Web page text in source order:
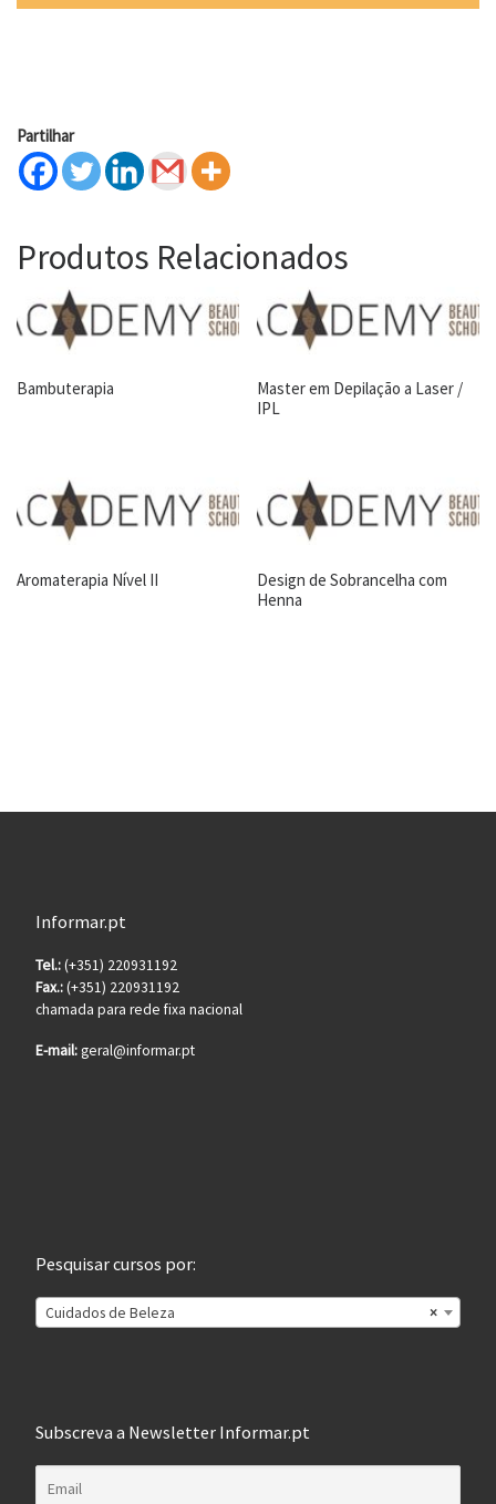
Partilhar
Produtos Relacionados
Bambuterapia
Master em Depilação a Laser /
IPL
Aromaterapia Nível II
Design de Sobrancelha com
Henna
Informar.pt
Tel.:(+351) 220931192
Fax.:(+351) 220931192
chamada para rede fixa nacional
E-mail:geral@informar.pt
Pesquisar cursos por:
×
Cuidados de Beleza
Subscreva a Newsletter Informar.pt